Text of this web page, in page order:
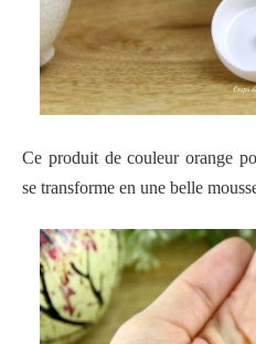
Ce produit de couleur orange
se transforme en une belle